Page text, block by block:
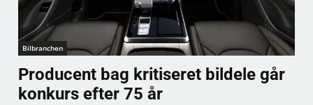
Bilbranchen
Producent bag kritiseret bildele går
konkurs efter 75 år